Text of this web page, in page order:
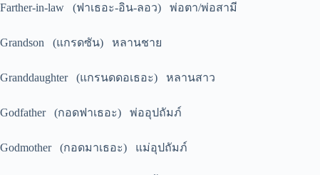
Farther-in-law (ฟาเธอะ-อิน-ลอว) พ่อตา/พ่อสามี
Grandson (แกรดซัน) หลานชาย
Granddaughter (แกรนดดอเธอะ) หลานสาว
Godfather (กอดฟาเธอะ) พ่ออุปถัมภ์
Godmother (กอดมาเธอะ) แม่อุปถัมภ์